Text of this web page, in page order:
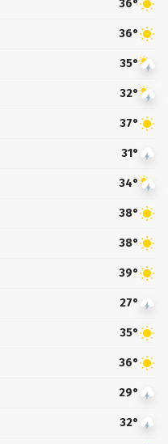
36°
36°
35°
32°
37°
31°
34°
38°
38°
39°
27°
35°
36°
29°
32°